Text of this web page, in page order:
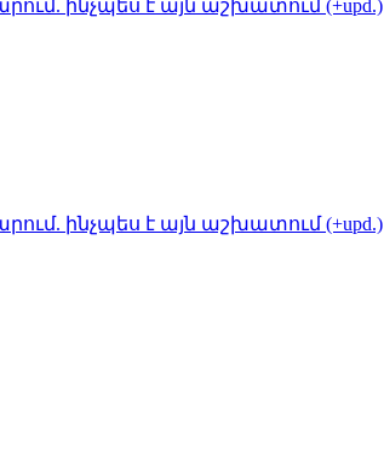
ինչպես է այն աշխատում (+upd.)
ինչպես է այն աշխատում (+upd.)